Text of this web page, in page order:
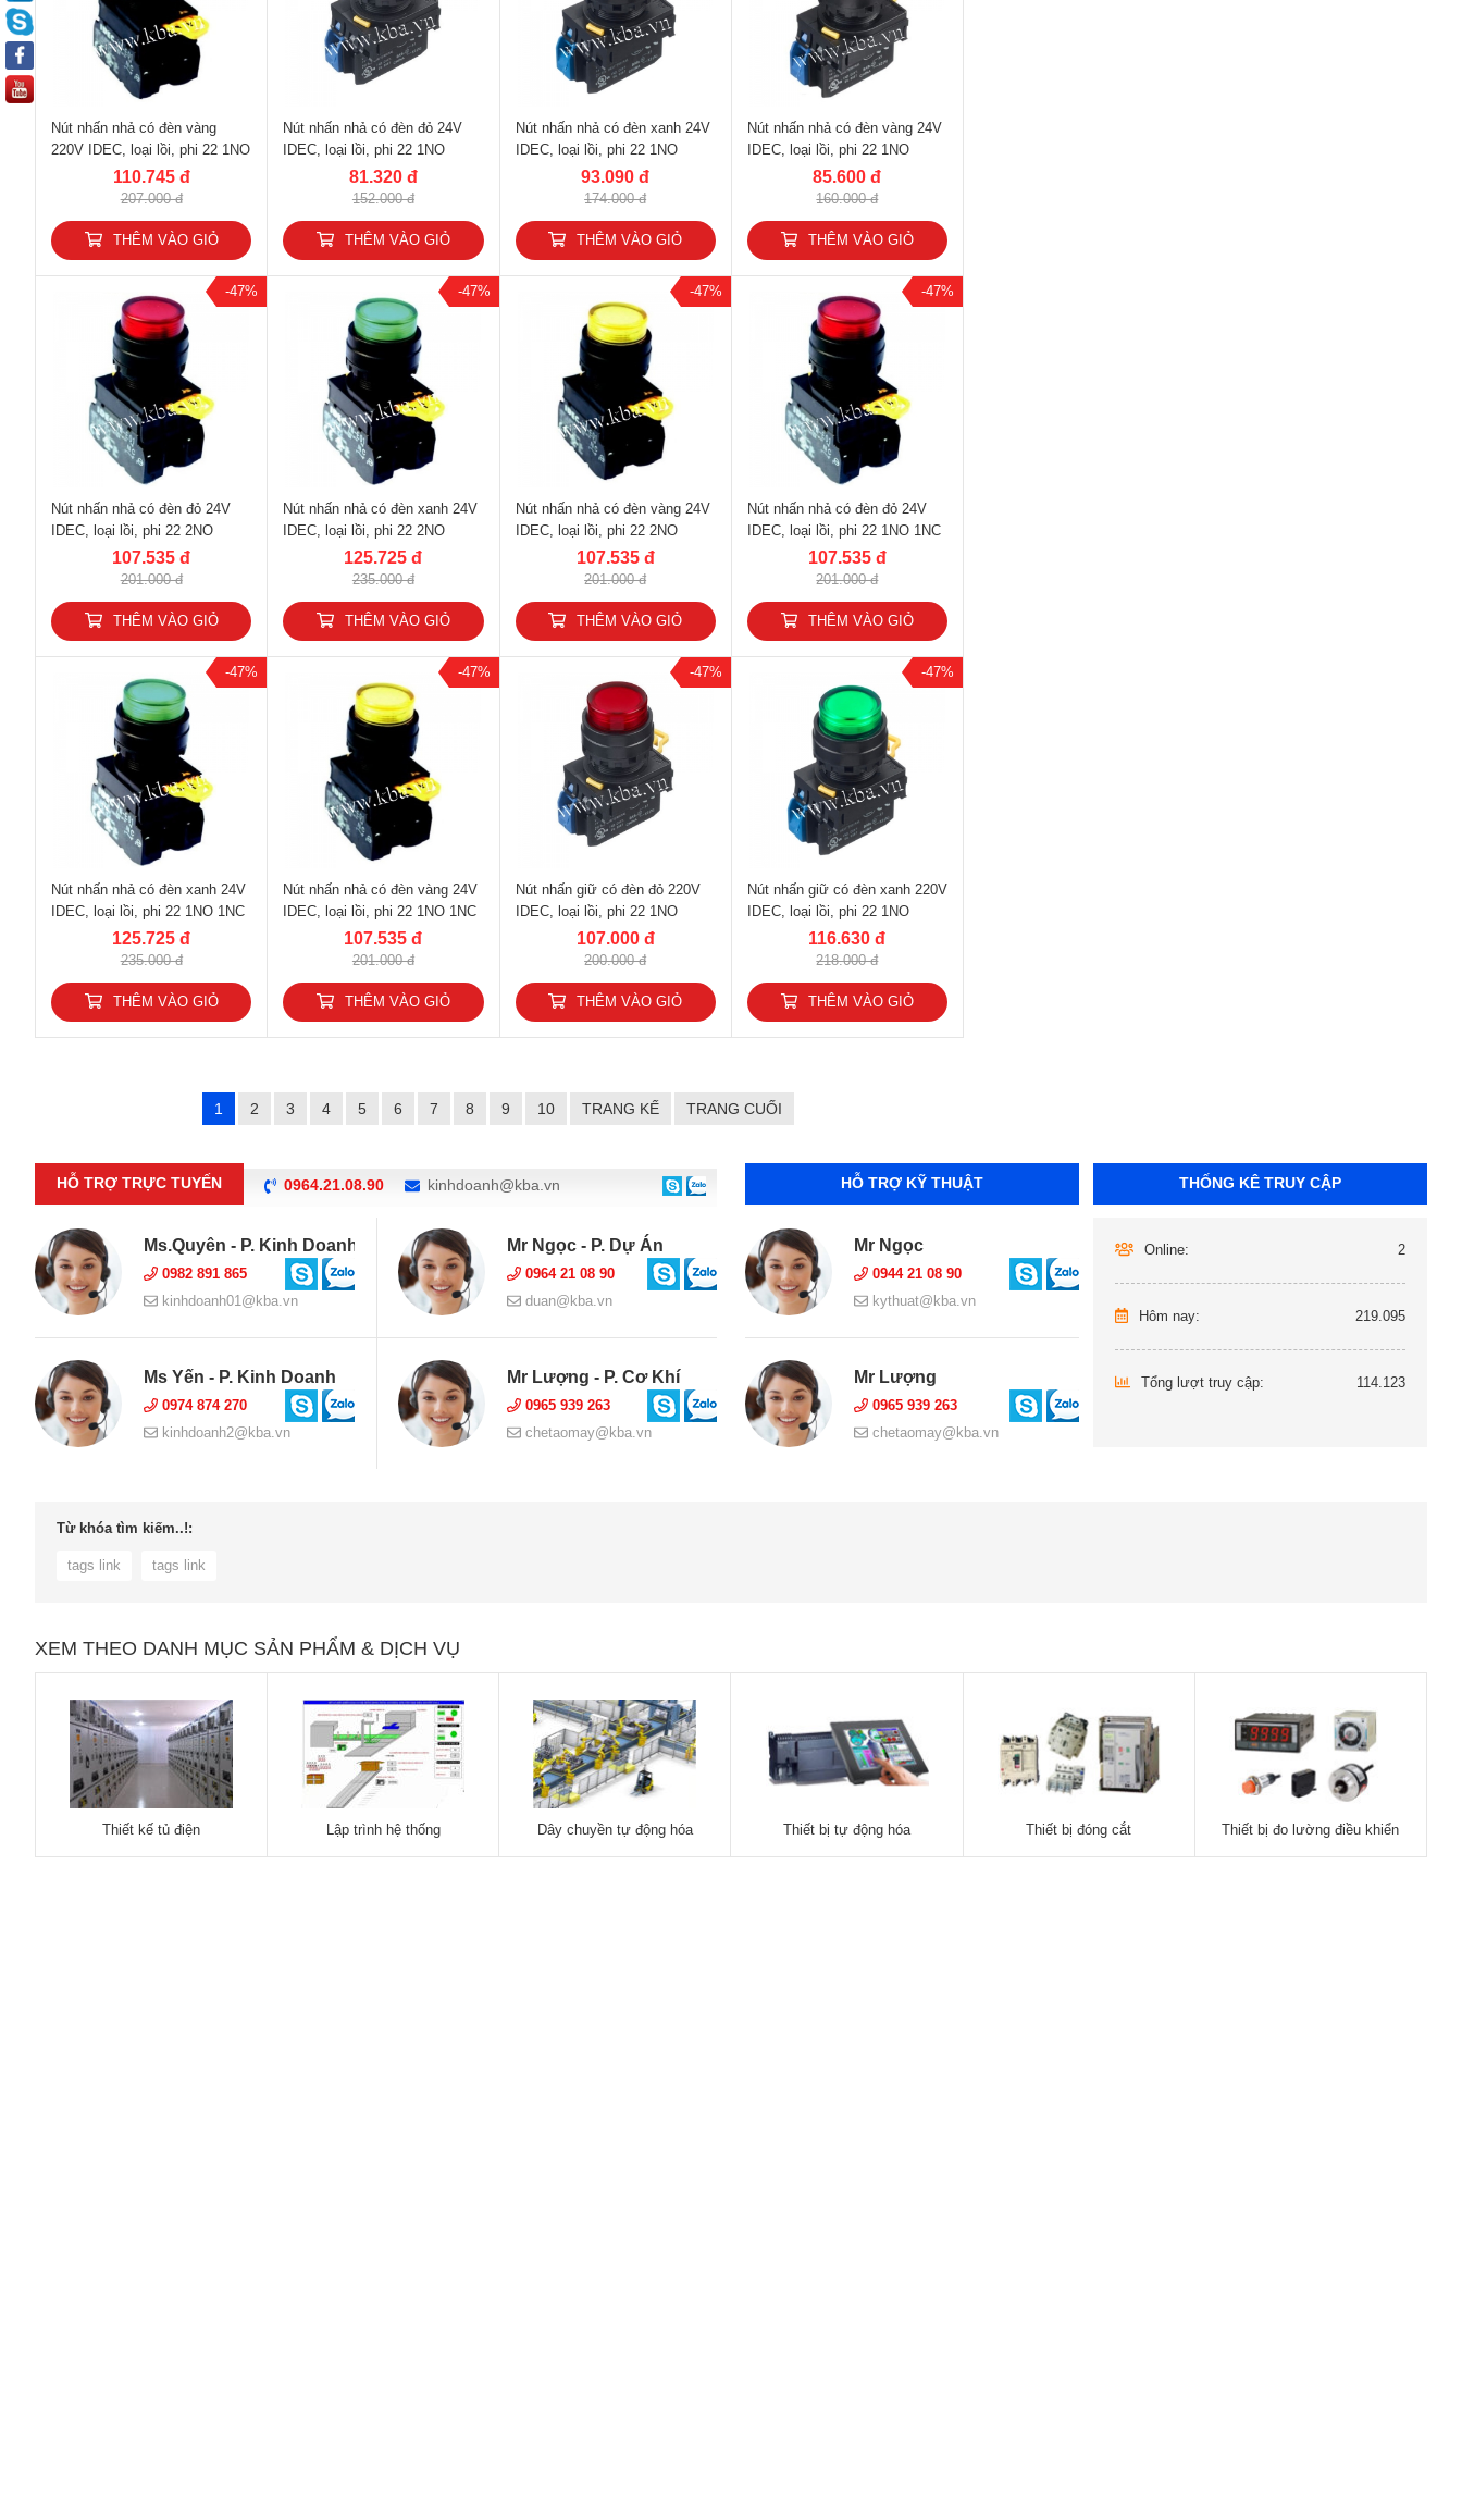
Nút nhấn nhả có đèn vàng
220V IDEC, loại lồi, phi 22 1NO
1NC YW1L-M2E11QM3Y
110.745 đ
207.000 đ
THÊM VÀO GIỎ
Nút nhấn nhả có đèn đỏ 24V
IDEC, loại lồi, phi 22 1NO
YW1L-M2E10Q4R
81.320 đ
152.000 đ
THÊM VÀO GIỎ
Nút nhấn nhả có đèn xanh 24V
IDEC, loại lồi, phi 22 1NO
YW1L-M2E10Q4G
93.090 đ
174.000 đ
THÊM VÀO GIỎ
Nút nhấn nhả có đèn vàng 24V
IDEC, loại lồi, phi 22 1NO
YW1L-M2E10Q4Y
85.600 đ
160.000 đ
THÊM VÀO GIỎ
-47%
Nút nhấn nhả có đèn đỏ 24V
IDEC, loại lồi, phi 22 2NO
YW1L-M2E20Q4R
107.535 đ
201.000 đ
THÊM VÀO GIỎ
-47%
Nút nhấn nhả có đèn xanh 24V
IDEC, loại lồi, phi 22 2NO
YW1L-M2E20Q4G
125.725 đ
235.000 đ
THÊM VÀO GIỎ
-47%
Nút nhấn nhả có đèn vàng 24V
IDEC, loại lồi, phi 22 2NO
YW1L-M2E20Q4Y
107.535 đ
201.000 đ
THÊM VÀO GIỎ
-47%
Nút nhấn nhả có đèn đỏ 24V
IDEC, loại lồi, phi 22 1NO 1NC
YW1L-M2E11Q4R
107.535 đ
201.000 đ
THÊM VÀO GIỎ
-47%
Nút nhấn nhả có đèn xanh 24V
IDEC, loại lồi, phi 22 1NO 1NC
YW1L-M2E11Q4G
125.725 đ
235.000 đ
THÊM VÀO GIỎ
-47%
Nút nhấn nhả có đèn vàng 24V
IDEC, loại lồi, phi 22 1NO 1NC
YW1L-M2E11Q4Y
107.535 đ
201.000 đ
THÊM VÀO GIỎ
-47%
Nút nhấn giữ có đèn đỏ 220V
IDEC, loại lồi, phi 22 1NO
YW1L-A2E10QM3R
107.000 đ
200.000 đ
THÊM VÀO GIỎ
-47%
Nút nhấn giữ có đèn xanh 220V
IDEC, loại lồi, phi 22 1NO
YW1L-A2E10QM3G
116.630 đ
218.000 đ
THÊM VÀO GIỎ
1 2 3 4 5 6 7 8 9 10 TRANG KẾ TRANG CUỐI
HỖ TRỢ TRỰC TUYẾN 0964.21.08.90 kinhdoanh@kba.vn
Ms.Quyên - P. Kinh Doanh
0982 891 865
kinhdoanh01@kba.vn
Mr Ngọc - P. Dự Án
0964 21 08 90
duan@kba.vn
Ms Yến - P. Kinh Doanh
0974 874 270
kinhdoanh2@kba.vn
Mr Lượng - P. Cơ Khí
0965 939 263
chetaomay@kba.vn
HỖ TRỢ KỸ THUẬT
Mr Ngọc
0944 21 08 90
kythuat@kba.vn
Mr Lượng
0965 939 263
chetaomay@kba.vn
THỐNG KÊ TRUY CẬP
Online: 2
Hôm nay: 219.095
Tổng lượt truy cập: 114.123
Từ khóa tìm kiếm..!:
tags link tags link
XEM THEO DANH MỤC SẢN PHẨM & DỊCH VỤ
Thiết kế tủ điện Lập trình hệ thống Dây chuyền tự động hóa Thiết bị tự động hóa Thiết bị đóng cắt Thiết bị đo lường điều khiển